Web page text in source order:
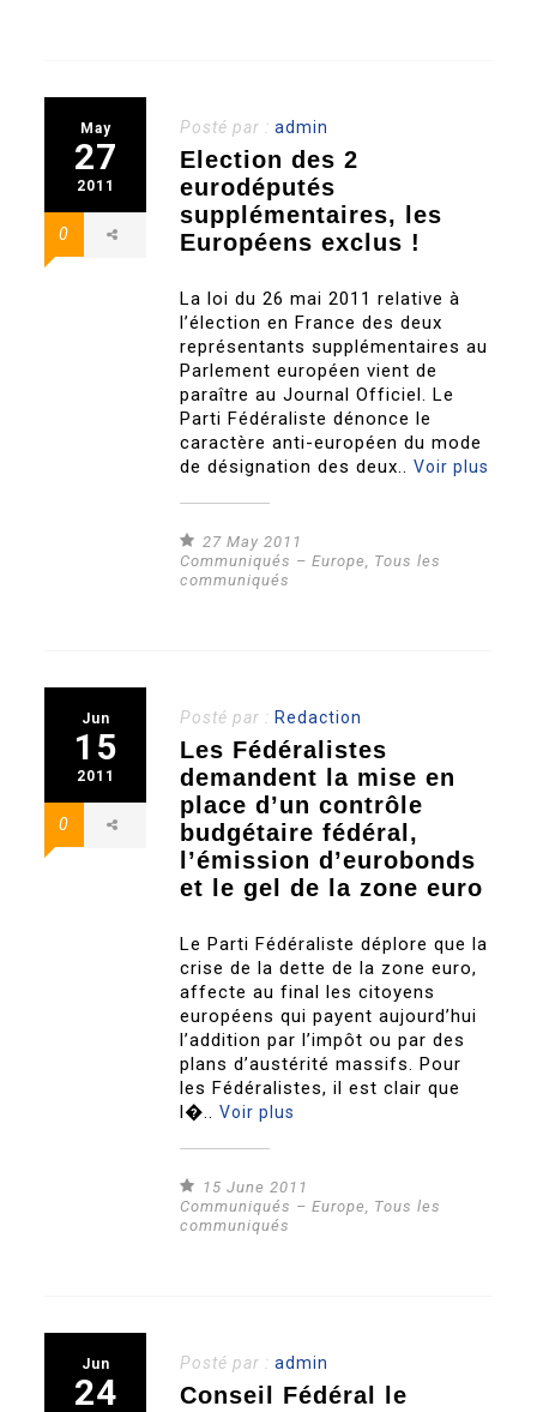
May
27
2011
0
Posté par :admin
Election des 2
eurodéputés
supplémentaires, les
Européens exclus !
La loi du 26 mai 2011 relative à
l’élection en France des deux
représentants supplémentaires au
Parlement européen vient de
paraître au Journal Officiel. Le
Parti Fédéraliste dénonce le
caractère anti-européen du mode
de désignation des deux..Voir plus
27 May 2011
Communiqués – Europe, Tous les
communiqués
Jun
15
2011
0
Posté par : Redaction
Les Fédéralistes
demandent la mise en
place d’un contrôle
budgétaire fédéral,
l’émission d’eurobonds
et le gel de la zone euro
Le Parti Fédéraliste déplore que la
crise de la dette de la zone euro,
affecte au final les citoyens
européens qui payent aujourd’hui
l’addition par l’impôt ou par des
plans d’austérité massifs. Pour
les Fédéralistes, il est clair que
l�..Voir plus
15 June 2011
Communiqués – Europe, Tous les
communiqués
Jun
24
Posté par :admin
Conseil Fédéral le